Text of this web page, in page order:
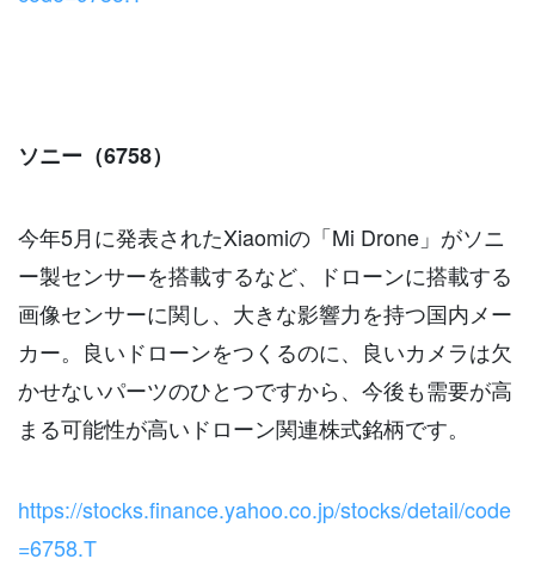
ソニー（6758）
今年5月に発表されたXiaomiの「Mi Drone」がソニ
ー製センサーを搭載するなど、ドローンに搭載する
画像センサーに関し、大きな影響力を持つ国内メー
カー。良いドローンをつくるのに、良いカメラは欠
かせないパーツのひとつですから、今後も需要が高
まる可能性が高いドローン関連株式銘柄です。
https://stocks.finance.yahoo.co.jp/stocks/detail/code
=6758.T